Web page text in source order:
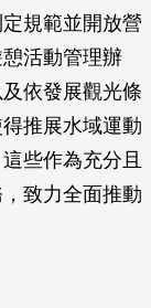
規範並開放營
活動管理辦
依發展觀光條
推展水域運動
些作為充分且
致力全面推動